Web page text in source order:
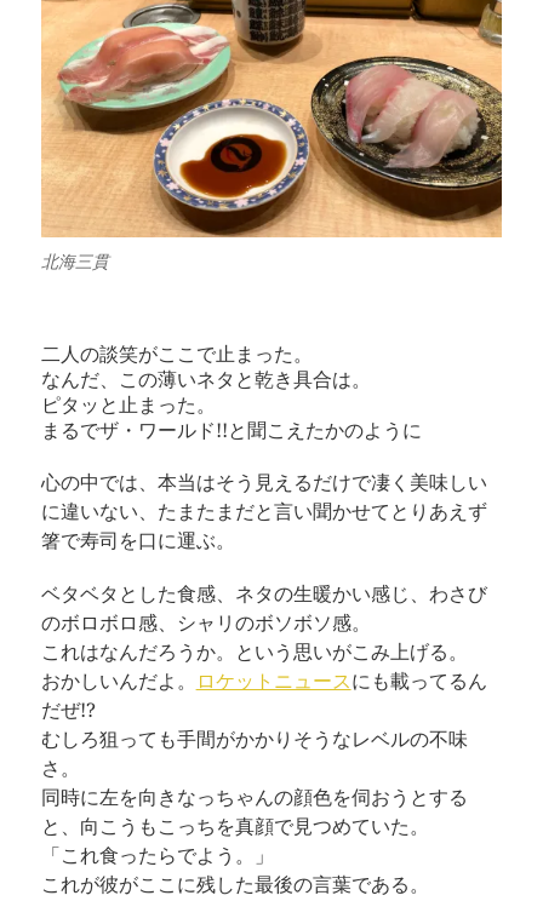
北海三貫
二人の談笑がここで止まった。
なんだ、この薄いネタと乾き具合は。
ピタッと止まった。
まるでザ・ワールド!!と聞こえたかのように
心の中では、本当はそう見えるだけで凄く美味しい
に違いない、たまたまだと言い聞かせてとりあえず
箸で寿司を口に運ぶ。
ベタベタとした食感、ネタの生暖かい感じ、わさび
のボロボロ感、シャリのボソボソ感。
これはなんだろうか。という思いがこみ上げる。
おかしいんだよ。
ロケットニュースにも載ってるん
だぜ!?
むしろ狙っても手間がかかりそうなレベルの不味
さ。
同時に左を向きなっちゃんの顔色を伺おうとする
と、向こうもこっちを真顔で見つめていた。
「これ食ったらでよう。」
これが彼がここに残した最後の言葉である。